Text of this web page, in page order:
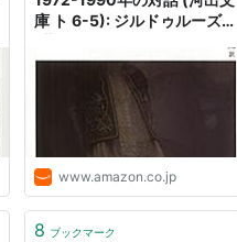
庫 ト 6-5): ジルドゥルーズ
寛,宮林 (翻訳): 本
www.amazon.co.jp
8 ブックマーク